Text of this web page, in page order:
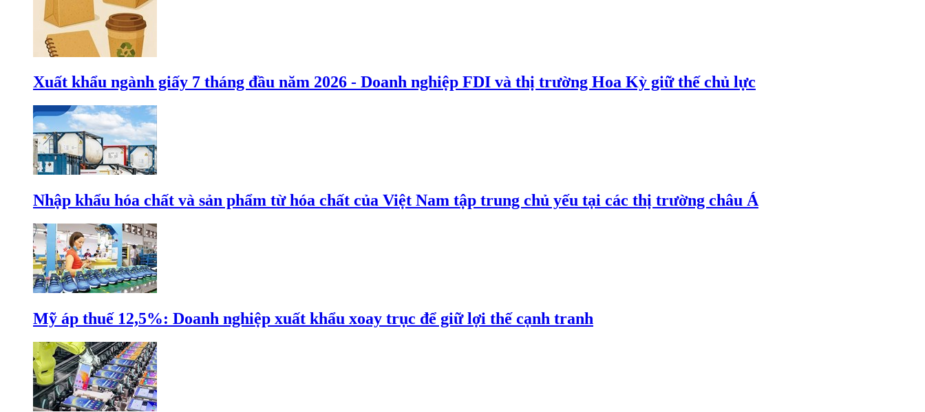
Xuất khẩu ngành giấy 7 tháng đầu năm 2026 - Doanh nghiệp FDI và thị trường Hoa Kỳ giữ thế chủ lực
Nhập khẩu hóa chất và sản phẩm từ hóa chất của Việt Nam tập trung chủ yếu tại các thị trường châu Á
Mỹ áp thuế 12,5%: Doanh nghiệp xuất khẩu xoay trục để giữ lợi thế cạnh tranh